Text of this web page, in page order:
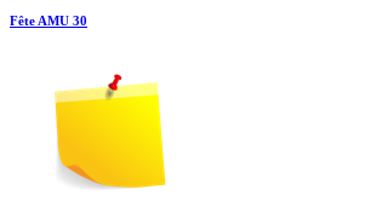
Fête AMU 30